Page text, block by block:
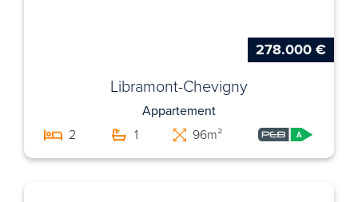
278.000 €
Libramont-Chevigny
Appartement
2
1 96m²